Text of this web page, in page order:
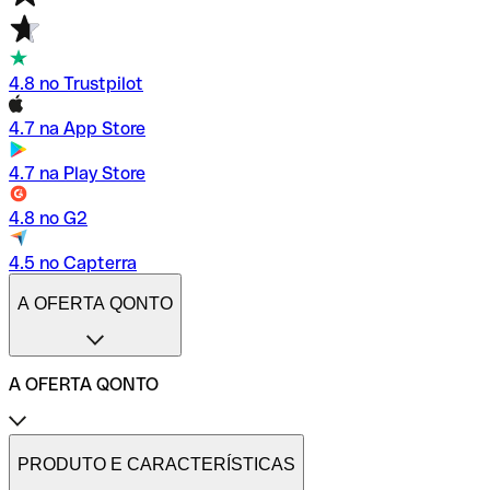
4.8 no Trustpilot
4.7 na App Store
4.7 na Play Store
4.8 no G2
4.5 no Capterra
A OFERTA QONTO
A OFERTA QONTO
Tarifas
Conta profissional online
PRODUTO E CARACTERÍSTICAS